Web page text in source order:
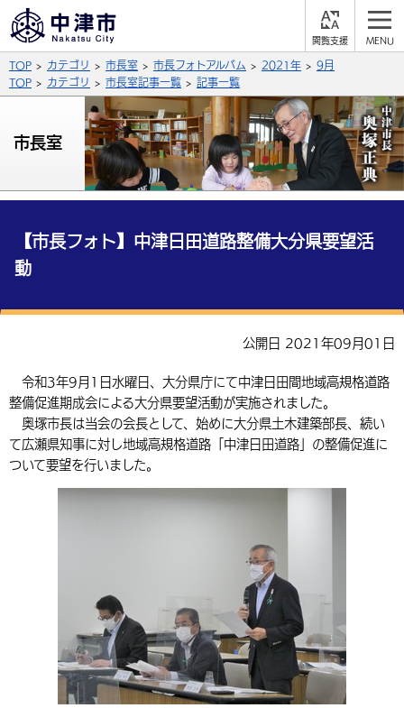
支
背景色
青 白
文字の大きさ
拡大 標準 縮小
英語（English） 中国語（簡体字）
中国語（繁体字） 韓国語（한국어）
組織案内
公式SNS
X (Twitter) YouTube
サイト内検索
総合メニュー
くらしの情報
届出・登録・証明 保険・年金
健康・予防
税金 住宅・インフラ
環境・衛生 生涯学習・スポーツ・人権
選挙
事業者の方へ
産業・雇用
農林水産業 税金
都市整備
施設情報 子どもを預ける
手当・助成 健康・医療
相談・支援・情報
観光・移住
観光なび スポットを探す
遊ぶ・体験する
市政情報
中津市について
TOP カテゴリ 市長室 市長フォトアルバム 2021年
9月
TOP
カテゴリ 市長室記事一覧 記事一覧
市長室
【市長フォト】中津日田道路整備大分県要望活
動
公開日 2021年09月01日
令和3年9月1日水曜日、大分県庁にて中津日田間地域高規格道路
整備促進期成会による大分県要望活動が実施されました。
奥塚市長は当会の会長として、始めに大分県土木建築部長、続い
て広瀬県知事に対し地域高規格道路「中津日田道路」の整備促進に
ついて要望を行いました。